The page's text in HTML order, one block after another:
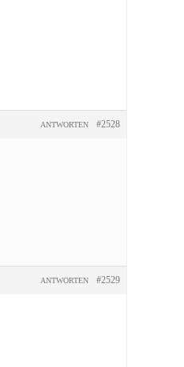
#2528
ANTWORTEN
#2529
ANTWORTEN